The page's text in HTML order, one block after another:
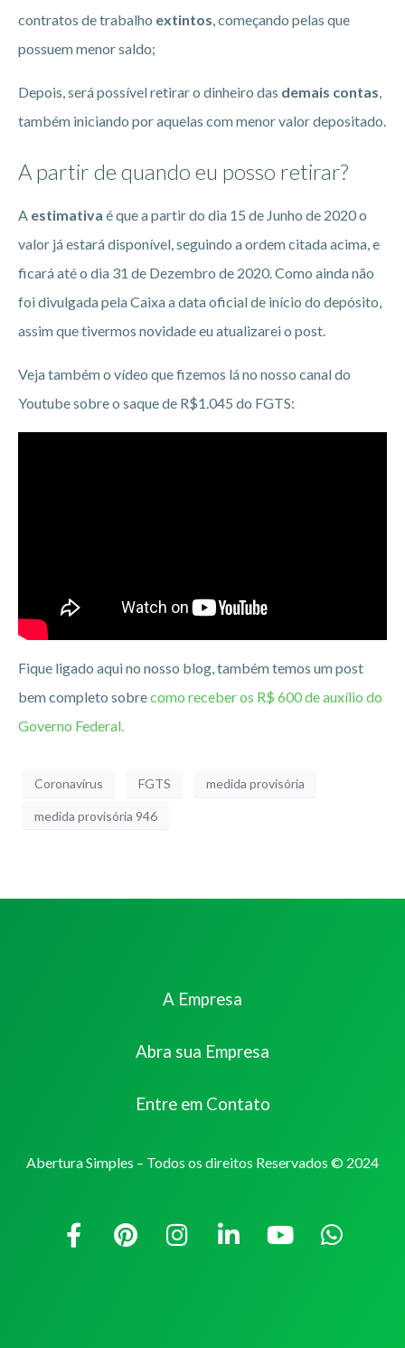
contratos de trabalho extintos, começando pelas que
possuem menor saldo;
Depois, será possível retirar o dinheiro das demais contas,
também iniciando por aquelas com menor valor depositado.
A partir de quando eu posso retirar?
A estimativa é que a partir do dia 15 de Junho de 2020 o
valor já estará disponível, seguindo a ordem citada acima, e
ficará até o dia 31 de Dezembro de 2020. Como ainda não
foi divulgada pela Caixa a data oficial de início do depósito,
assim que tivermos novidade eu atualizarei o post.
Veja também o vídeo que fizemos lá no nosso canal do
Youtube sobre o saque de R$1.045 do FGTS:
Fique ligado aqui no nosso blog, também temos um post
bem completo sobrecomo receber os R$ 600 de auxílio do
Governo Federal.
Coronavírus FGTS medida provisória
medida provisória 946
A Empresa
Abra sua Empresa
Entre em Contato
Abertura Simples – Todos os direitos Reservados © 2024